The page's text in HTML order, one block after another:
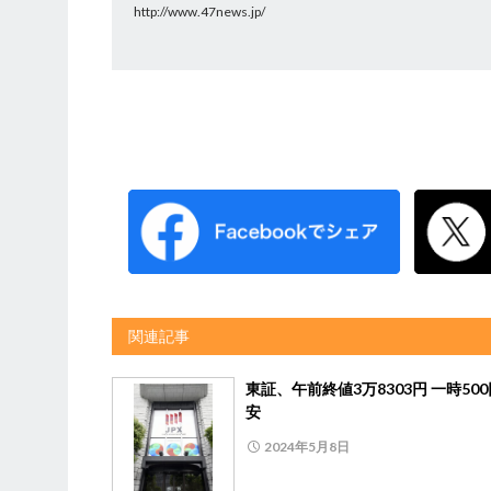
http://www.47news.jp/
関連記事
東証、午前終値3万8303円 一時
安
2024年5月8日